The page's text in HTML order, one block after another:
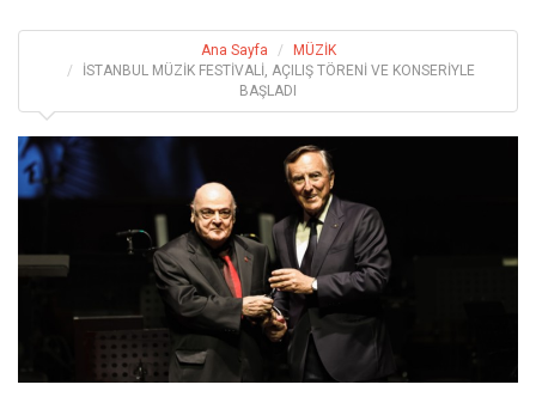
Ana Sayfa
MÜZİK
İSTANBUL MÜZİK FESTİVALİ, AÇILIŞ TÖRENİ VE KONSERİYLE
BAŞLADI